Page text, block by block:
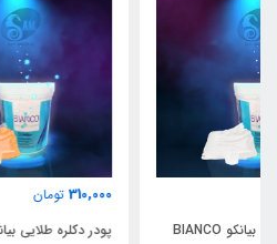
پودر دکلره طلایی بیانکو BIANCO